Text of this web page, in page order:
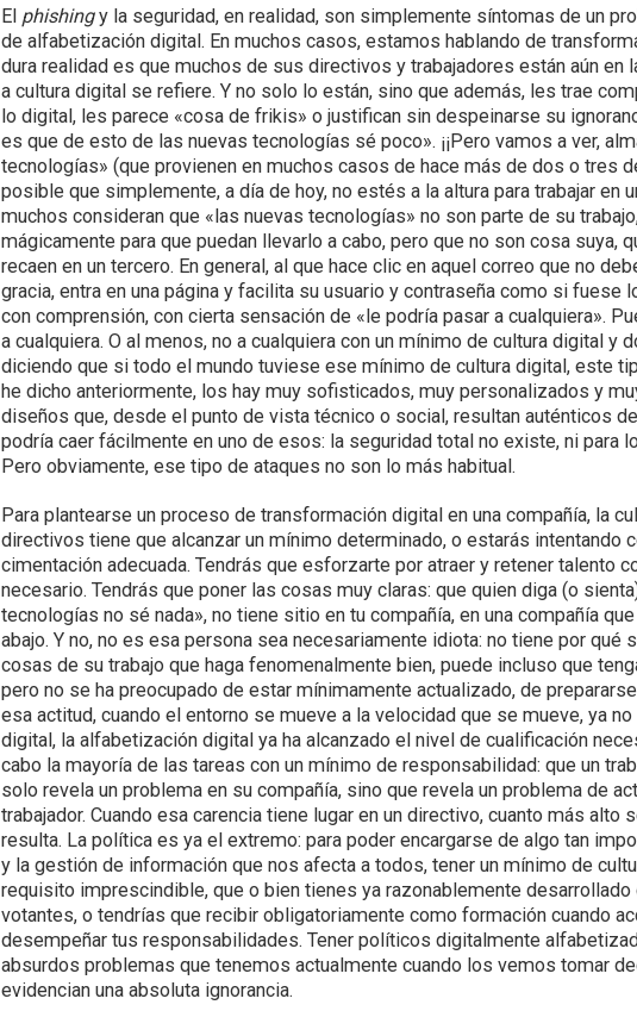
El phishingy la seguridad, en realidad, son simplemente síntomas de un
de alfabetización digital. En muchos casos, estamos hablando de
dura realidad es que muchos de sus directivos y trabajadores están aún en
a cultura digital se refiere. Y no solo lo están, sino que además, les trae
lo digital, les parece «cosa de frikis» o justifican sin despeinarse su
es que de esto de las nuevas tecnologías sé poco». ¡¡Pero vamos a ver,
tecnologías» (que provienen en muchos casos de hace más de dos o tres
posible que simplemente, a día de hoy, no estés a la altura para trabajar en
muchos consideran que «las nuevas tecnologías» no son parte de su
mágicamente para que puedan llevarlo a cabo, pero que no son cosa suya,
recaen en un tercero. En general, al que hace clic en aquel correo que no
gracia, entra en una página y facilita su usuario y contraseña como si fuese
con comprensión, con cierta sensación de «le podría pasar a cualquiera».
a cualquiera. O al menos, no a cualquiera con un mínimo de cultura digital y
diciendo que si todo el mundo tuviese ese mínimo de cultura digital, este
he dicho anteriormente, los hay muy sofisticados, muy personalizados y
diseños que, desde el punto de vista técnico o social, resultan auténticos
podría caer fácilmente en uno de esos: la seguridad total no existe, ni para
Pero obviamente, ese tipo de ataques no son lo más habitual.
Para plantearse un proceso de transformación digital en una compañía, la
directivos tiene que alcanzar un mínimo determinado, o estarás intentando
cimentación adecuada. Tendrás que esforzarte por atraer y retener talento
necesario. Tendrás que poner las cosas muy claras: que quien diga (o
tecnologías no sé nada», no tiene sitio en tu compañía, en una compañía
abajo. Y no, no es esa persona sea necesariamente idiota: no tiene por qué
cosas de su trabajo que haga fenomenalmente bien, puede incluso que
pero no se ha preocupado de estar mínimamente actualizado, de
esa actitud, cuando el entorno se mueve a la velocidad que se mueve, ya no
digital, la alfabetización digital ya ha alcanzado el nivel de cualificación
cabo la mayoría de las tareas con un mínimo de responsabilidad: que un
solo revela un problema en su compañía, sino que revela un problema de
trabajador. Cuando esa carencia tiene lugar en un directivo, cuanto más alto
resulta. La política es ya el extremo: para poder encargarse de algo tan
y la gestión de información que nos afecta a todos, tener un mínimo de
requisito imprescindible, que o bien tienes ya razonablemente
votantes, o tendrías que recibir obligatoriamente como formación cuando
desempeñar tus responsabilidades. Tener políticos digitalmente
absurdos problemas que tenemos actualmente cuando los vemos tomar
evidencian una absoluta ignorancia.